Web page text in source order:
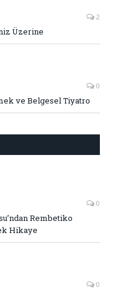
2
Üzerine
0
ve Belgesel Tiyatro
0
Rembetiko
Hikaye
0